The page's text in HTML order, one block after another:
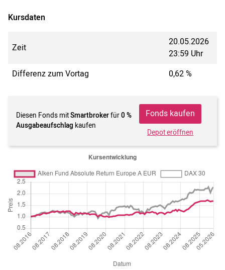
Kursdaten
Zeit
20.05.2026
23:59 Uhr
Differenz zum Vortag
0,62 %
Diesen Fonds mitSmartbrokerfür0 %
Ausgabeaufschlag kaufen
Fonds kaufen
Depot eröffnen